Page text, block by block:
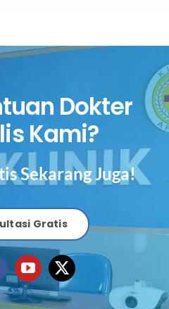
Dokter
Kami?
Sekarang Juga!
Gratis